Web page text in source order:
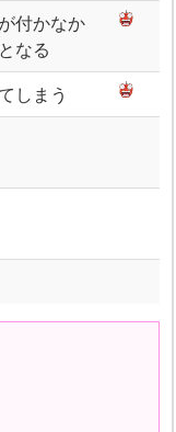
付かなか
なる
しまう